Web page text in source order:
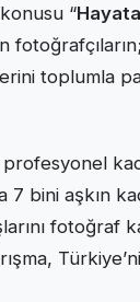
“
toplumla
7 bini aşkın
fotoğraf